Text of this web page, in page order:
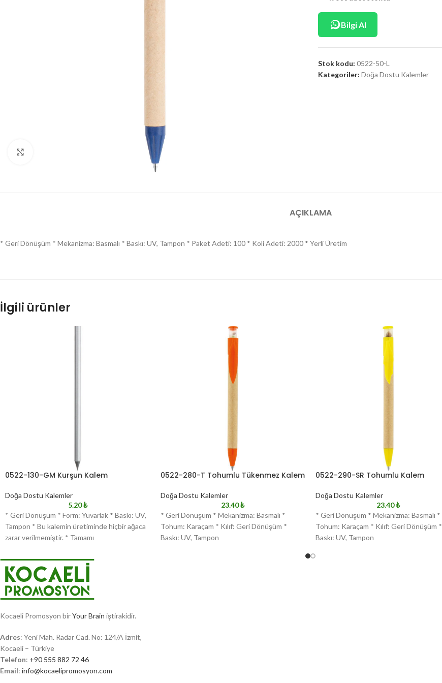
Bilgi Al
Stok kodu: 0522-50-L
Kategoriler: Doğa Dostu Kalemler
AÇIKLAMA
* Geri Dönüşüm * Mekanizma: Basmalı * Baskı: UV, Tampon * Paket Adeti: 100 * Koli Adeti: 2000 * Yerli Üretim
İlgili ürünler
0522-130-GM Kurşun Kalem
Doğa Dostu Kalemler
5.20₺
* Geri Dönüşüm * Form: Yuvarlak * Baskı: UV,
Tampon * Bu kalemin üretiminde hiçbir ağaca
zarar verilmemiştir. * Tamamı
0522-280-T Tohumlu Tükenmez Kalem
Doğa Dostu Kalemler
23.40₺
* Geri Dönüşüm * Mekanizma: Basmalı *
Tohum: Karaçam * Kılıf: Geri Dönüşüm *
Baskı: UV, Tampon
0522-290-SR Tohumlu Kalem
Doğa Dostu Kalemler
23.40₺
* Geri Dönüşüm * Mekanizma: Basmalı *
Tohum: Karaçam * Kılıf: Geri Dönüşüm *
Baskı: UV, Tampon
Kocaeli Promosyon birYour Brain iştirakidir.
Adres: Yeni Mah. Radar Cad. No: 124/A İzmit,
Kocaeli – Türkiye
Telefon: +90 555 882 72 46
Email: info@kocaelipromosyon.com